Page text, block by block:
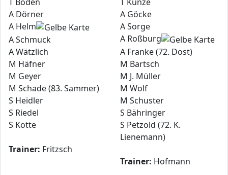
A Dörner
A Helm
A Schmuck
A Wätzlich
M Häfner
M Geyer
M Schade (83. Sammer)
S Heidler
S Riedel
S Kotte
Trainer: Fritzsch
A Göcke
A Sorge
A Roßburg
A Franke (72. Dost)
M Bartsch
M J. Müller
M Wolf
M Schuster
S Bähringer
S Petzold (72. K.
Lienemann)
Trainer: Hofmann